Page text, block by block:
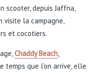
depuis Jaffna,
visite la campagne,
et cocotiers.
Chaddy Beach
temps que l’on arrive, elle